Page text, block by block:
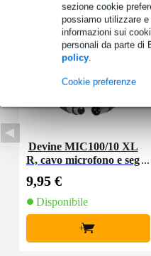
sezione cookie
possiamo utilizzare
informazioni sui
personali da parte di
policy.
Cookie preferenze
Devine MIC100/10 XL
R, cavo microfono e seg
9,95 €
Disponibile
+